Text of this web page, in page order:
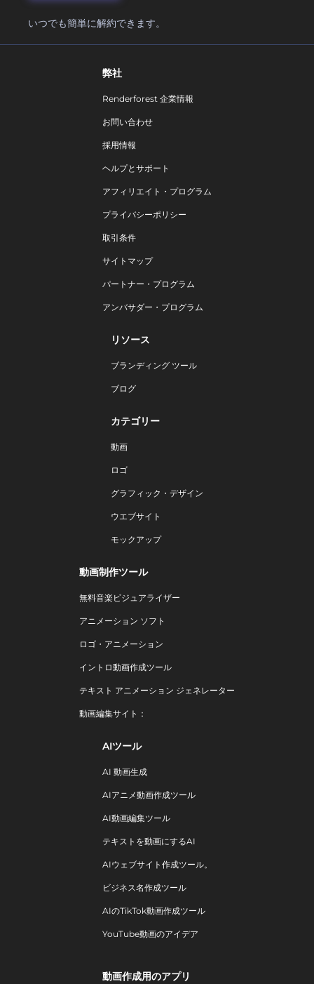
いつでも簡単に解約できます。
弊社
Renderforest 企業情報
お問い合わせ
採用情報
ヘルプとサポート
アフィリエイト・プログラム
プライバシーポリシー
取引条件
サイトマップ
パートナー・プログラム
アンバサダー・プログラム
リソース
ブランディング ツール
ブログ
カテゴリー
動画
ロゴ
グラフィック・デザイン
ウエブサイト
モックアップ
動画制作ツール
無料音楽ビジュアライザー
アニメーション ソフト
ロゴ・アニメーション
イントロ動画作成ツール
テキスト アニメーション ジェネレーター
動画編集サイト：
AIツール
AI 動画生成
AIアニメ動画作成ツール
AI動画編集ツール
テキストを動画にするAI
AIウェブサイト作成ツール。
ビジネス名作成ツール
AIのTikTok動画作成ツール
YouTube動画のアイデア
動画作成用のアプリ